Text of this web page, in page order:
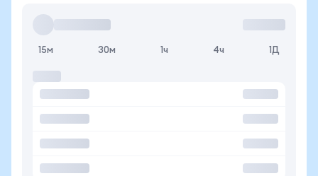
15м 30м 1ч 4ч 1Д